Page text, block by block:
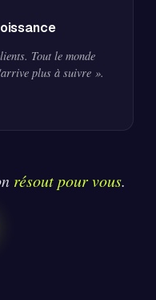
Tout le monde
plus à suivre ».
résout pour vous.